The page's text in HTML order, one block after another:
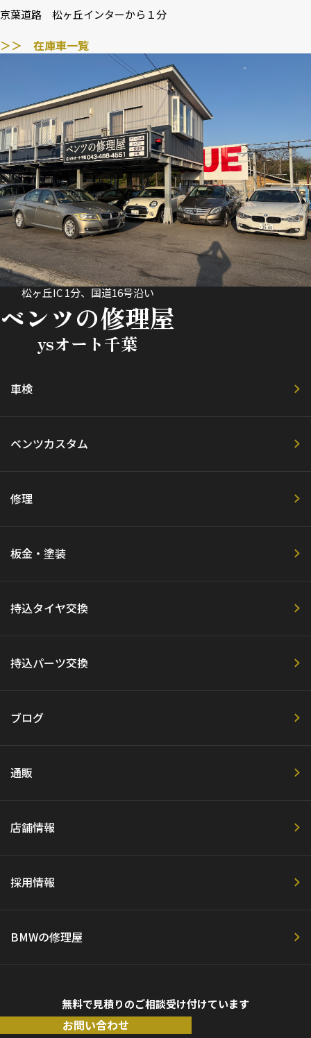
京葉道路 松ヶ丘インターから１分
＞＞ 在庫車一覧
松ヶ丘IC 1分、国道16号沿い
ベンツの修理屋
ysオート千葉
車検
ベンツカスタム
修理
板金・塗装
持込タイヤ交換
持込パーツ交換
ブログ
通販
店舗情報
採用情報
BMWの修理屋
無料で見積りのご相談受け付けています
お問い合わせ